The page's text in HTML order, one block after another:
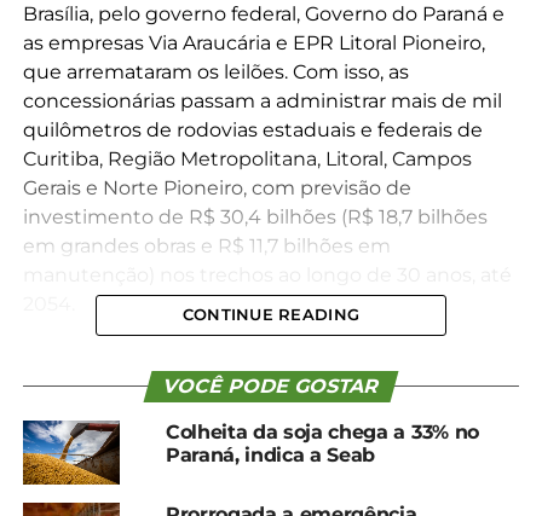
Brasília, pelo governo federal, Governo do Paraná e
as empresas Via Araucária e EPR Litoral Pioneiro,
que arremataram os leilões. Com isso, as
concessionárias passam a administrar mais de mil
quilômetros de rodovias estaduais e federais de
Curitiba, Região Metropolitana, Litoral, Campos
Gerais e Norte Pioneiro, com previsão de
investimento de R$ 30,4 bilhões (R$ 18,7 bilhões
em grandes obras e R$ 11,7 bilhões em
Renan Filho, o governador Carlos Massa Ratinho
Transportes Terrestres (ANTT), Rafael Vitale, o
diretor-presidente do grupo EPR Litoral Pioneiro,
José Carlos Cassaniga, e o sócio do Grupo Pátria,
CONTINUE READING
VOCÊ PODE GOSTAR
Colheita da soja chega a 33% no
Paraná, indica a Seab